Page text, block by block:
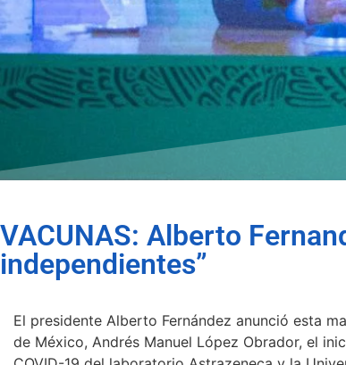
VACUNAS: Alberto
independientes”
El presidente Alberto Fernández anunció esta
de México, Andrés Manuel López Obrador, el